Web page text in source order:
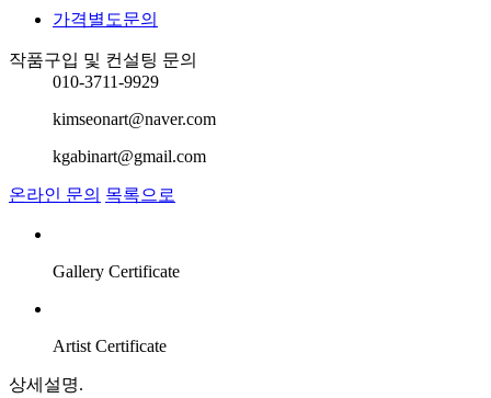
가격별도문의
작품구입 및 컨설팅 문의
010-3711-9929
kimseonart@naver.com
kgabinart@gmail.com
온라인 문의 목록으로
Gallery Certificate
Artist Certificate
상세설명.